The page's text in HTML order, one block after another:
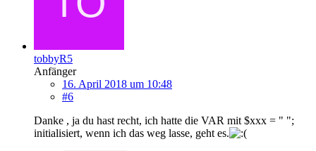
tobbyR5
Anfänger
16. April 2018 um 10:48
#6
Danke , ja du hast recht, ich hatte die VAR mit $xxx = " ";
initialisiert, wenn ich das weg lasse, geht es.